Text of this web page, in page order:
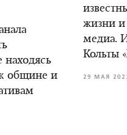
находясь
общине и
жизни и
медиа.
Кольты
29 МАЯ